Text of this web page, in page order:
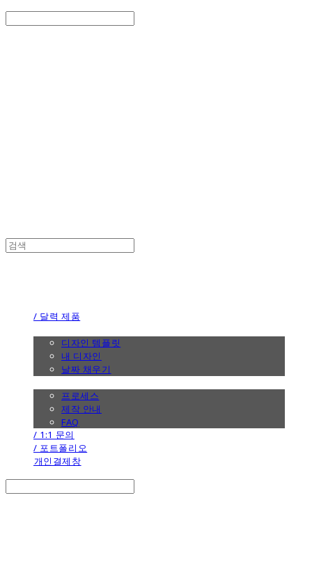
/ 달력 제품
디자인 템플릿
내 디자인
날짜 채우기
프로세스
제작 안내
FAQ
/ 1:1 문의
/ 포트폴리오
개인결제창